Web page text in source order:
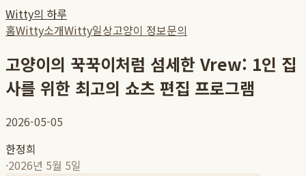
Witty의 하루
홈Witty소개Witty일상고양이 정보문의
고양이의 꾹꾹이처럼 섬세한 Vrew: 1인 집
사를 위한 최고의 쇼츠 편집 프로그램
2026-05-05
한정희
·2026년 5월 5일